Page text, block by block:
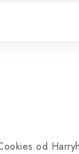
od